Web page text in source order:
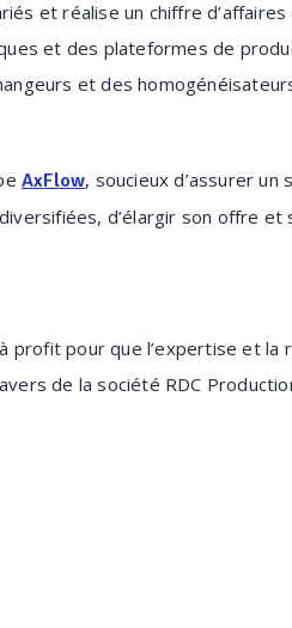
et réalise un chiffre
et des plateformes de
et des
AxFlow, soucieux d’assurer
d’élargir son offre
profit pour que l’expertise et la
de la société RDC